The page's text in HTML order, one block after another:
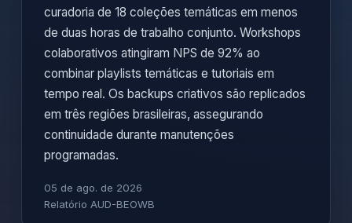
curadoria de 18 coleções temáticas em menos
de duas horas de trabalho conjunto. Workshops
colaborativos atingiram NPS de 92% ao
combinar playlists temáticas e tutoriais em
tempo real. Os backups criativos são replicados
em três regiões brasileiras, assegurando
continuidade durante manutenções
programadas.
05 de ago. de 2026
Relatório AUD-BEOWB